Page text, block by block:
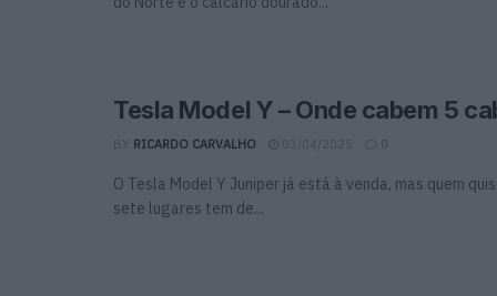
Tesla Model Y – Onde cabem 5
BY RICARDO CARVALHO 03/04/2025 0
O Tesla Model Y Juniper já está à venda, mas quem
sete lugares tem de...